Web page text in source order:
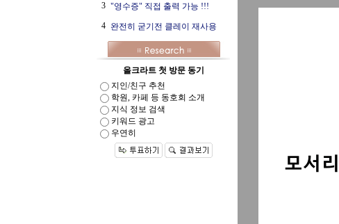
3 "영수증" 직접 출력 가능 !!!
4 완전히 굳기전 클레이 재사용
올크라트 첫 방문 동기
지인/친구 추천
학원, 카페 등 동호회 소개
지식 정보 검색
키워드 광고
우연히